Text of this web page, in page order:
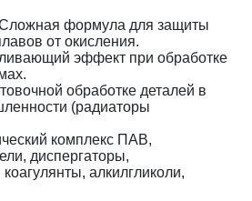
формула для защиты
от окисления.
эффект при обработке
обработке деталей в
(радиаторы
комплекс ПАВ,
диспергаторы,
алкилгликоли,